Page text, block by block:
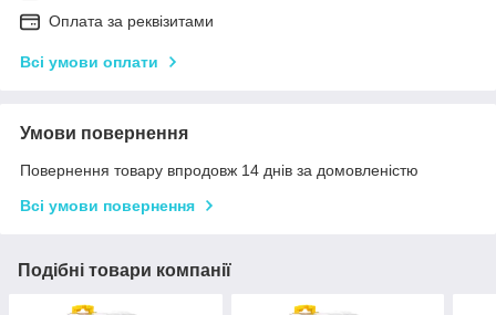
Оплата за реквізитами
Всі умови оплати
Умови повернення
Повернення товару впродовж 14 днів за домовленістю
Всі умови повернення
Подібні товари компанії